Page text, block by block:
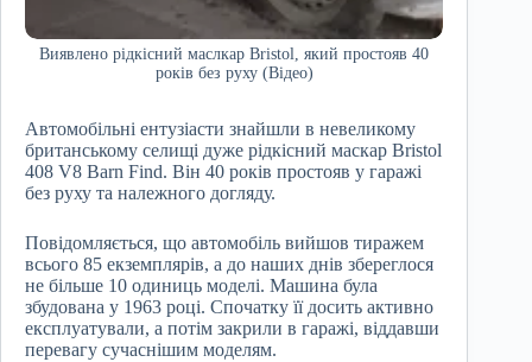
Виявлено рідкісний маслкар Bristol, який простояв 40
років без руху (Відео)
Автомобільні ентузіасти знайшли в невеликому
британському селищі дуже рідкісний маскар Bristol
408 V8 Barn Find. Він 40 років простояв у гаражі
без руху та належного догляду.
Повідомляється, що автомобіль вийшов тиражем
всього 85 екземплярів, а до наших днів збереглося
не більше 10 одиниць моделі. Машина була
збудована у 1963 році. Спочатку її досить активно
експлуатували, а потім закрили в гаражі, віддавши
перевагу сучаснішим моделям.